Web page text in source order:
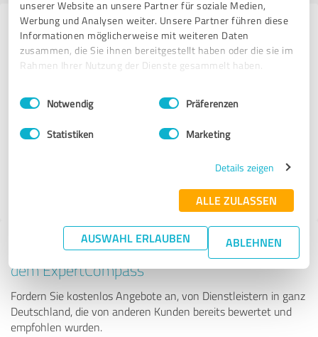
unserer Website an unsere Partner für soziale Medien,
Werbung und Analysen weiter. Unsere Partner führen diese
Informationen möglicherweise mit weiteren Daten
zusammen, die Sie ihnen bereitgestellt haben oder die sie im
Rahmen Ihrer Nutzung der Dienste gesammelt haben.
Impressum Datenschutzbestimmungen
Einwilligungsauswahl
Notwendig Präferenzen
Statistiken Marketing
Details zeigen
ALLE ZULASSEN
AUSWAHL ERLAUBEN ABLEHNEN
Erfahrungen zu weiteren
Anbietern aus dem Bereich
Marketing
ERFOLGSGESTALTER
Tipp: Die passenden Experten finden - mit
dem ExpertCompass
Fordern Sie kostenlos Angebote an, von Dienstleistern in ganz
Deutschland, die von anderen Kunden bereits bewertet und
empfohlen wurden.